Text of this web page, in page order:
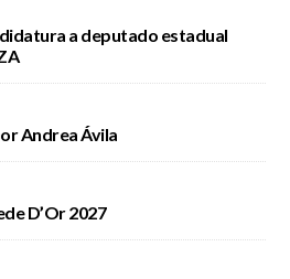
a deputado estadual
Andrea Ávila
D’Or 2027